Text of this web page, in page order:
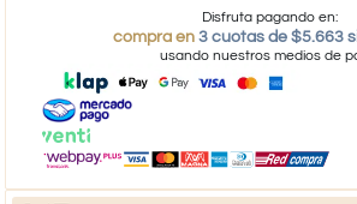
Disfruta pagando en:
compra en 3 cuotas de $5.663
usando nuestros medios de